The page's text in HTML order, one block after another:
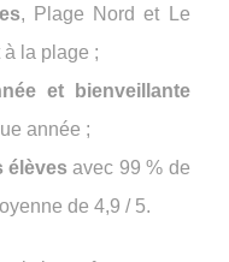
, Plage Nord et Le
la plage ;
et bienveillante
année ;
élèves avec 99 % de
de 4,9 / 5.